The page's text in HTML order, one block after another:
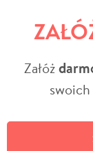
Załóż